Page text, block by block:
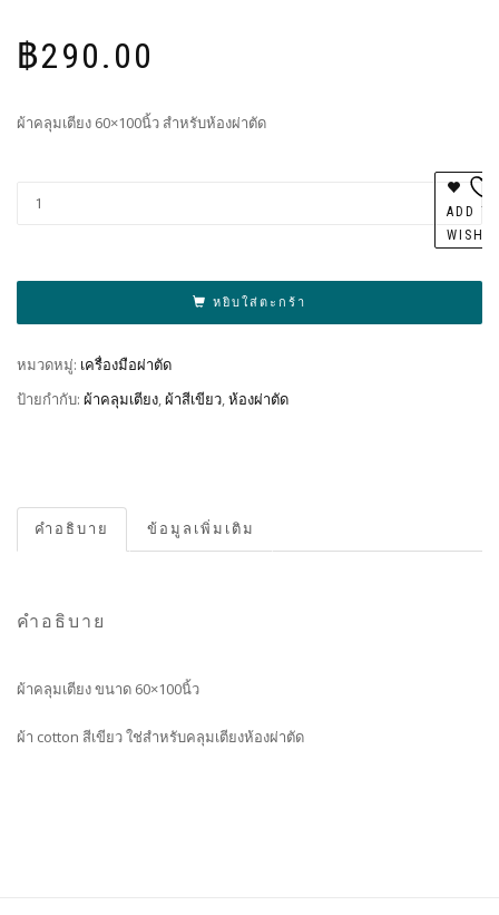
฿290.00
ผ้าคลุมเตียง 60×100นิ้ว สำหรับห้องผ่าตัด
หยิบใส่ตะกร้า
ADD
หมวดหมู่: เครื่องมือผ่าตัด
ป้ายกำกับ: ผ้าคลุมเตียง,ผ้าสีเขียว,ห้องผ่าตัด
คำอธิบาย ข้อมูลเพิ่มเติม
คำอธิบาย
ผ้าคลุมเตียง ขนาด 60×100นิ้ว
ผ้า cotton สีเขียว ใช่สำหรับคลุมเตียงห้องผ่าตัด